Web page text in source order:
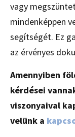
vagy
mindenképpen
segítségét. Ez
az érvényes
Amennyiben
kérdései
viszonyaival
velünk a